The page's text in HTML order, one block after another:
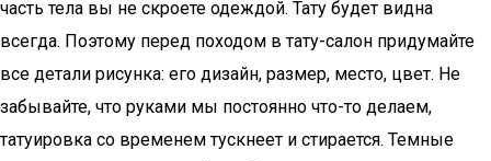
часть тела вы не скроете одеждой. Тату будет видна
всегда. Поэтому перед походом в тату-салон придумайте
все детали рисунка: его дизайн, размер, место, цвет. Не
забывайте, что руками мы постоянно что-то делаем,
татуировка со временем тускнеет и стирается. Темные